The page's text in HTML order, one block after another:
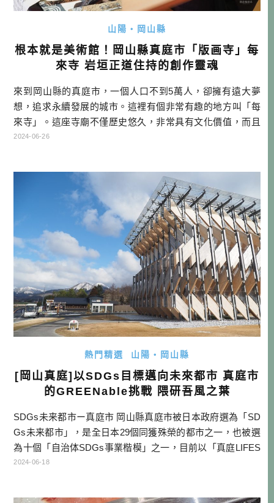
山陽・岡山縣
根本就是美術館！岡山縣真庭市「版画寺」每
來寺 岩垣正道住持的創作靈魂
來到岡山縣的真庭市，一個人口不到5萬人，卻擁有遠大夢
想，追求永續發展的城市。這裡有個非常有趣的地方叫「每
來寺」。這座寺廟不僅歷史悠久，非常具有文化價值，而且
是個藝術愛好者的天堂，根本就是個美術館。這麼有趣的地
話跟住持約時間) 根本就是美術館！一定要來每來寺的理 […]
2024-06-26
熱門精選 山陽・岡山縣
[岡山真庭]以SDGs目標邁向未來都市 真庭市
的GREENable挑戰 隈研吾風之葉
SDGs未来都市ー真庭市 岡山縣真庭市被日本政府選為「SD
Gs未来都市」，是全日本29個同獲殊榮的都市之一，也被選
為十個「自治体SDGs事業楷模」之一，目前以「真庭LIFES
TYLE(多樣性的真庭豐饒生活)」作為都市發展的目標。比起
2024-06-18